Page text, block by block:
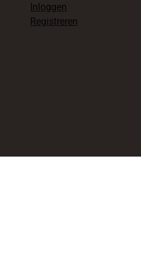
Inloggen
Registreren